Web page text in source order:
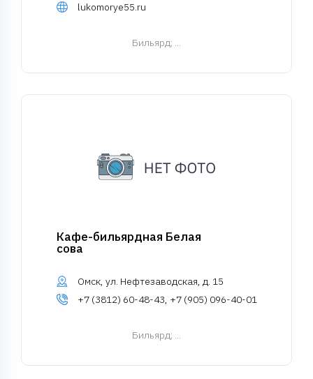
lukomorye55.ru
Бильярд; ...
Кафе-бильярдная Белая
сова
Омск, ул. Нефтезаводская, д. 15
+7 (3812) 60-48-43, +7 (905) 096-40-01
Бильярд; ...